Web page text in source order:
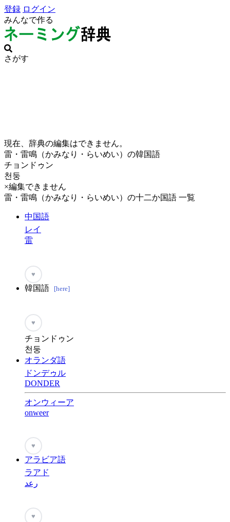
登録 ログイン
みんなで作る
さがす
現在、辞典の編集はできません。
雷・雷鳴（かみなり・らいめい）の韓国語
チョンドゥン
천둥
×編集できません
雷・雷鳴（かみなり・らいめい）の十二か国語 一覧
中国語
レイ
雷
♥
韓国語 [here]
♥
チョンドゥン
천둥
オランダ語
ドンデゥル
DONDER
オンウィーア
onweer
♥
アラビア語
ラアド
رعد
♥